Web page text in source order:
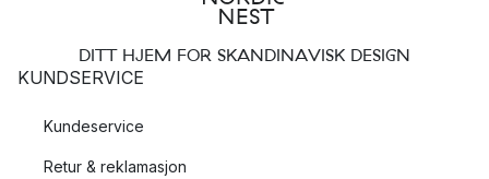
DITT HJEM FOR SKANDINAVISK DESIGN
KUNDSERVICE
Kundeservice
Retur & reklamasjon